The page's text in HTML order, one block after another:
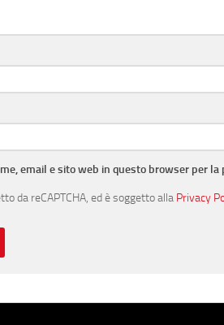
email e sito web in questo browser per
da reCAPTCHA, ed è soggetto alla Privacy